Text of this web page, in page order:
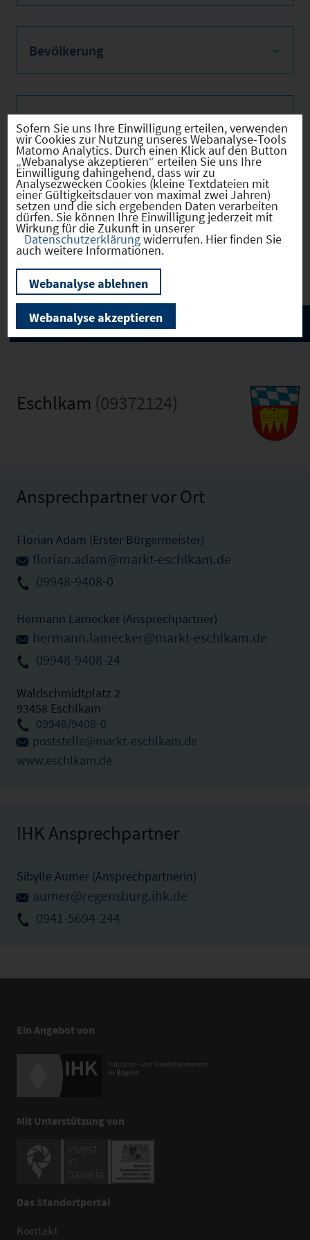
Bevölkerung
Sozialvers. Beschäftigte
Verkehrsinfrastruktur
Kommunale Infrastruktur
Eschlkam (09372124)
Ansprechpartner vor Ort
Florian Adam (Erster Bürgermeister)
florian.adam@markt-eschlkam.de
09948-9408-0
Hermann Lamecker (Ansprechpartner)
hermann.lamecker@markt-eschlkam.de
09948-9408-24
Waldschmidtplatz 2
93458 Eschlkam
09948/9408-0
poststelle@markt-eschlkam.de
www.eschlkam.de
IHK Ansprechpartner
Sibylle Aumer (Ansprechpartnerin)
aumer@regensburg.ihk.de
0941-5694-244
Ein Angebot von
Mit Unterstützung von
Das Standortportal
Kontakt
Sofern Sie uns Ihre Einwilligung erteilen, verwenden
wir Cookies zur Nutzung unseres Webanalyse-Tools
Matomo Analytics. Durch einen Klick auf den Button
„Webanalyse akzeptieren“ erteilen Sie uns Ihre
Einwilligung dahingehend, dass wir zu
Analysezwecken Cookies (kleine Textdateien mit
einer Gültigkeitsdauer von maximal zwei Jahren)
setzen und die sich ergebenden Daten verarbeiten
dürfen. Sie können Ihre Einwilligung jederzeit mit
Wirkung für die Zukunft in unserer
Datenschutzerklärungwiderrufen. Hier finden Sie
auch weitere Informationen.
Webanalyse ablehnen
Webanalyse akzeptieren